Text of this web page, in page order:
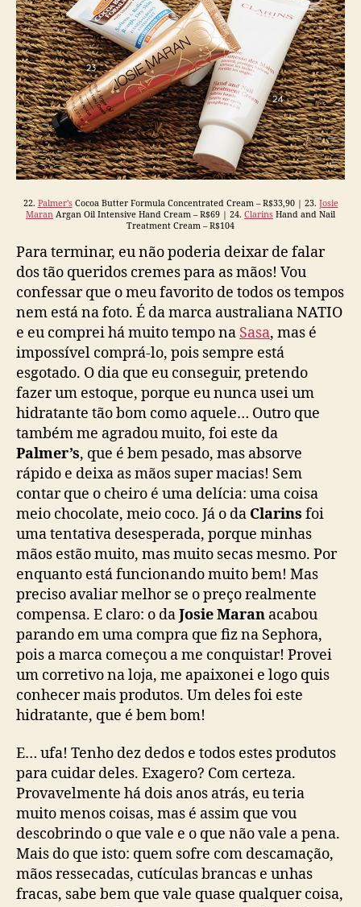
22. Palmer’sCocoa Butter Formula Concentrated Cream – R$33,90 | 23. Josie
Maran Argan Oil Intensive Hand Cream – R$69 | 24. Clarins Hand and Nail
Treatment Cream – R$104
Para terminar, eu não poderia deixar de falar
dos tão queridos cremes para as mãos! Vou
confessar que o meu favorito de todos os tempos
nem está na foto. É da marca australiana NATIO
e eu comprei há muito tempo na Sasa, mas é
impossível comprá-lo, pois sempre está
esgotado. O dia que eu conseguir, pretendo
fazer um estoque, porque eu nunca usei um
hidratante tão bom como aquele… Outro que
também me agradou muito, foi este da
Palmer’s, que é bem pesado, mas absorve
rápido e deixa as mãos super macias! Sem
contar que o cheiro é uma delícia: uma coisa
meio chocolate, meio coco. Já o da Clarins foi
uma tentativa desesperada, porque minhas
mãos estão muito, mas muito secas mesmo. Por
enquanto está funcionando muito bem! Mas
preciso avaliar melhor se o preço realmente
compensa. E claro: o daJosie Maran acabou
parando em uma compra que fiz na Sephora,
pois a marca começou a me conquistar! Provei
um corretivo na loja, me apaixonei e logo quis
conhecer mais produtos. Um deles foi este
hidratante, que é bem bom!
E… ufa! Tenho dez dedos e todos estes produtos
para cuidar deles. Exagero? Com certeza.
Provavelmente há dois anos atrás, eu teria
muito menos coisas, mas é assim que vou
descobrindo o que vale e o que não vale a pena.
Mais do que isto: quem sofre com descamação,
mãos ressecadas, cutículas brancas e unhas
fracas, sabe bem que vale quase qualquer coisa,